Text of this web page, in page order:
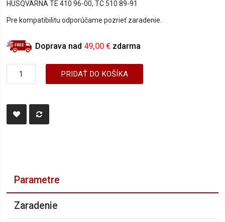
HUSQVARNA TE 410 96-00, TC 510 89-91
Pre kompatibilitu odporúčame pozrieť zaradenie.
Doprava nad 49,00 € zdarma
PRIDAŤ DO KOŠÍKA
Parametre
Zaradenie